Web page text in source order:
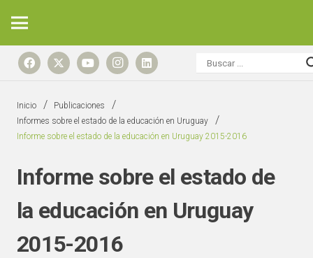
Inicio / Publicaciones /
Informes sobre el estado de la educación en Uruguay /
Informe sobre el estado de la educación en Uruguay 2015-2016
Informe sobre el estado de
la educación en Uruguay
2015-2016